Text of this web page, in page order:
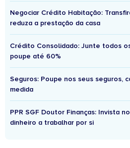
Negociar Crédito Habitação:
reduza a prestação da casa
Crédito Consolidado: Junte todos
poupe até 60%
Seguros: Poupe nos seus seguros,
medida
PPR SGF Doutor Finanças: Invista
dinheiro a trabalhar por si